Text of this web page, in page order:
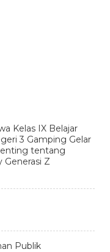
Kelas IX Belajar
3 Gamping Gelar
tentang
Generasi Z
Publik